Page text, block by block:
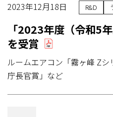
2023年12月18日 R&D
「2023年度（令和5
を受賞
ルームエアコン「霧ヶ峰 Z
庁長官賞」など